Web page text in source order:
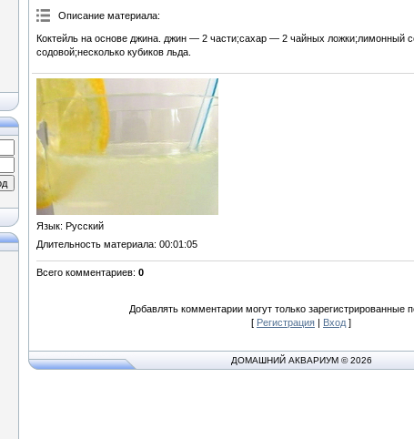
Описание материала:
Коктейль на основе джина. джин — 2 части;сахар — 2 чайных ложки;лимонный
содовой;несколько кубиков льда.
Язык: Русский
Длительность материала: 00:01:05
Всего комментариев: 0
Добавлять комментарии могут только зарегистрированные
[ Регистрация | Вход ]
ДОМАШНИЙ АКВАРИУМ © 2026